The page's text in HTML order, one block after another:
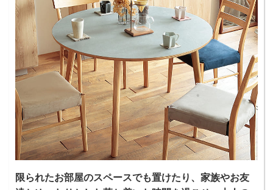
限られたお部屋のスペースでも置けたり、家族やお友